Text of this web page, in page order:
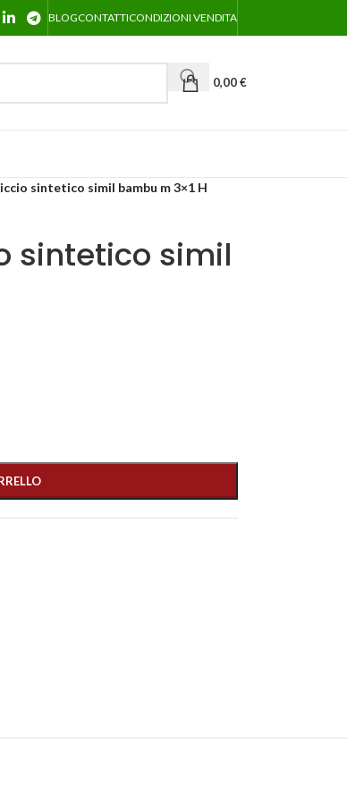
BLOGCONTATTICONDIZIONI VENDITA
0,00€
sintetico simil bambu m 3×1 H
sintetico simil